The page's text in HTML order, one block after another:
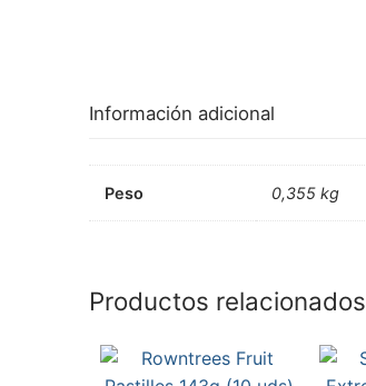
Información adicional
Peso 0,355 kg
Productos relacionados